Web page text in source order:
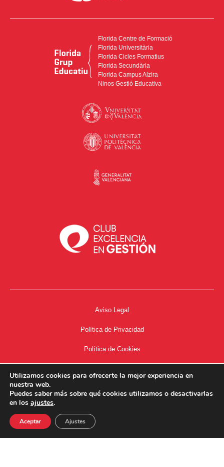
Florida Centre de Formació
Florida Universitària
Florida Cicles Formatius
Florida Secundària
Florida Campus Alzira
Ninos Gestió Educativa
Aviso Legal
Política de Privacidad
Política de Cookies
34667504662
Utilizamos cookies para ofrecerte la mejor experiencia en
nuestra web.
Puedes saber más sobre qué cookies utilizamos o desactivarlas
en los ajustes.
Aceptar Ajustes